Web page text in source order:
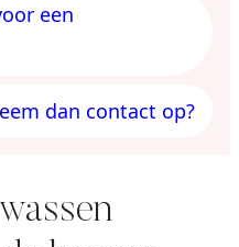
een
dan contact op?